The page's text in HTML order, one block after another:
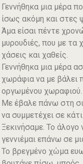
Γεννήθηκα μια μέρα
ίσως ακόμη και στες
Άμα είσαι πέντε
μυρουδιές, που με τα
χάσεις και χαθείς.
Γεννήθηκα μια μέρα
χωράφια να με βάλει
οργωμένου χωραφιού.
Με έβαλε πάνω στη
να συμμετέχει σε
Ξεκινήσαμε. Το άλογο
γεννιέμαι επάνω σε
Το βρεγμένο χὠμα